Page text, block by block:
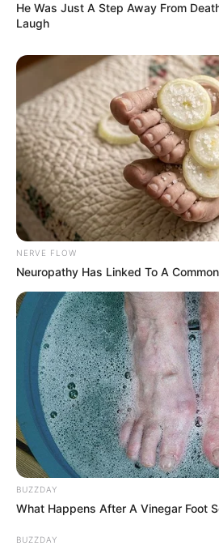
He Was Just A Step Away From
Laugh
NERVE FLOW
Neuropathy Has Linked To A
BUZZDAY
What Happens After A Vinegar Foot
BUZZDAY